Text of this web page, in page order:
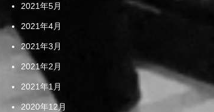
2021年5月
2021年4月
2021年3月
2021年2月
2021年1月
2020年12月